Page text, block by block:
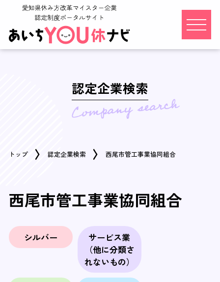
認定企業検索
トップ 認定企業検索 西尾市管工事業協同組合
西尾市管工事業協同組合
シルバー
サービス業
（他に分類さ
れないもの）